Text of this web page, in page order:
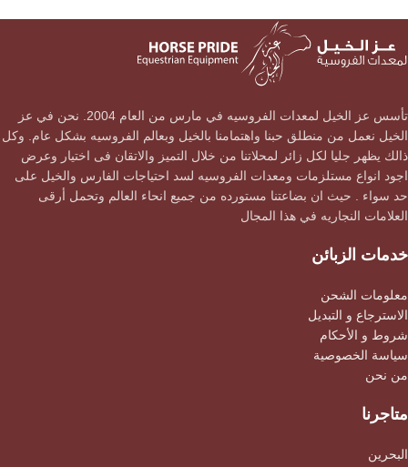
تأسس عز الخيل لمعدات الفروسيه في مارس من العام 2004. نحن في عز
الخيل نعمل من منطلق حبنا واهتمامنا بالخيل وبعالم الفروسيه بشكل عام. وكل
ذالك يظهر جليا لكل زائر لمحلاتنا من خلال التميز والاتقان فى اختيار وعرض
اجود انواع مستلزمات ومعدات الفروسيه لسد احتياجات الفارس والخيل على
حد سواء . حيث ان بضاعتنا مستورده من جميع انحاء العالم وتحمل أرقى
العلامات النجاريه في هذا المجال
خدمات الزبائن
معلومات الشحن
الاسترجاع و التبديل
شروط و الأحكام
سياسة الخصوصية
من نحن
متاجرنا
البحرين